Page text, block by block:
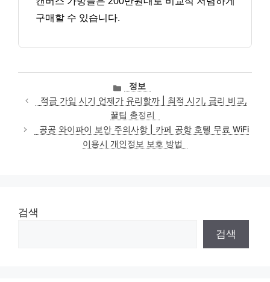
구매할 수 있습니다.
카
테
고
리
정보
적금 가입 시기 언제가 유리할까 | 최적 시기, 금리 비교,
꿀팁 총정리
공공 와이파이 보안 주의사항 | 카페 공항 호텔 무료 WiFi
이용시 개인정보 보호 방법
검색
검색